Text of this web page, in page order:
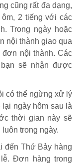
cũng rất đa dạng,
2 tiếng với các
Trong ngày hoặc
nội thành giao qua
nội thành. Các
sẽ nhận được
có thể ngừng xử lý
ngày hôm sau là
thời gian này sẽ
trong ngày.
đến Thứ Bảy hàng
Đơn hàng trong